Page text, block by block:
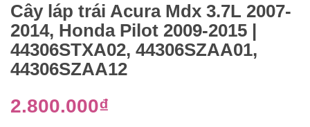
Cây láp trái Acura Mdx 3.7L 2007-
2014, Honda Pilot 2009-2015 |
44306STXA02, 44306SZAA01,
44306SZAA12
2.800.000₫